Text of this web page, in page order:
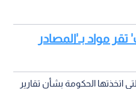
تقر مواد بـ'المصادر
اتخذتها الحكومة بشأن تقارير